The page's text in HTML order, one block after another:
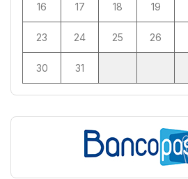
16 17 18 19
23 24 25 26
30 31